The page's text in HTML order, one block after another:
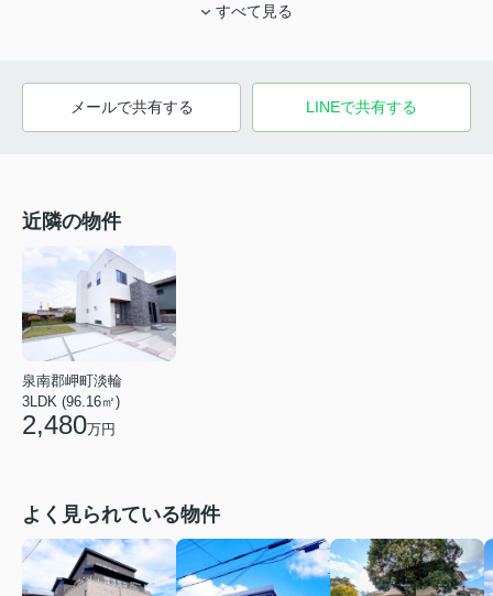
すべて見る
メールで共有する LINEで共有する
近隣の物件
泉南郡岬町淡輪
3LDK (96.16㎡)
2,480万円
よく見られている物件